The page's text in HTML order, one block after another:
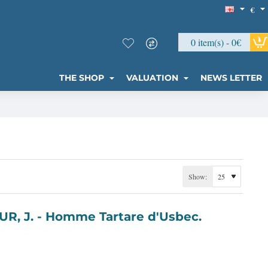
€
0 item(s) - 0€
THE SHOP VALUATION NEWS LETTER
Show:
GRASSET DE SAINT SAUVEUR, J. - Homme Tartare d'Usbec.